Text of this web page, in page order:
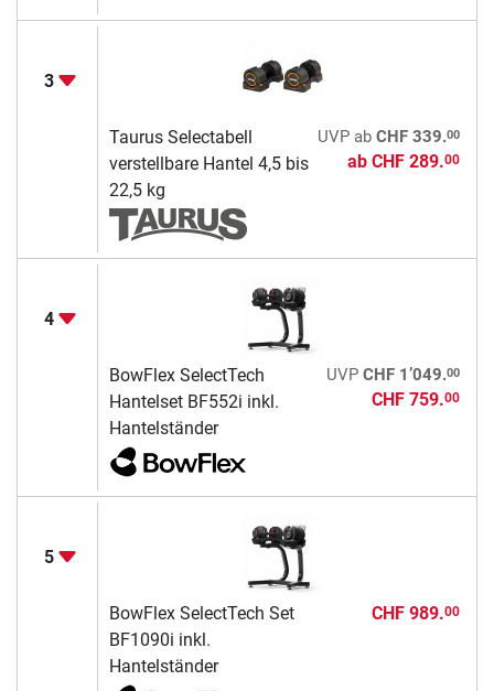
3
Taurus Selectabell
verstellbare Hantel 4,5 bis
22,5 kg
UVPab CHF 339.00
ab CHF 289.00
4
BowFlex SelectTech
Hantelset BF552i inkl.
Hantelständer
UVP CHF 1’049.00
CHF 759.00
5
BowFlex SelectTech Set
BF1090i inkl.
Hantelständer
CHF 989.00